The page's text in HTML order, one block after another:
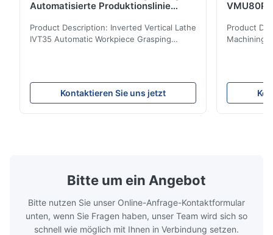
Automatisierte Produktionslinie
Product Description: Inverted Vertical Lathe
IVT35 Automatic Workpiece Grasping
a rigid frame-type bed for excellent
precision retention. Its inverted spindle
Kontaktieren Sie uns jetzt
VMU80P
Product
Machining
parts in
other
Bitte um ein Angebot
Bitte nutzen Sie unser Online-Anfrage-Kontaktformular
unten, wenn Sie Fragen haben, unser Team wird sich so
schnell wie möglich mit Ihnen in Verbindung setzen.